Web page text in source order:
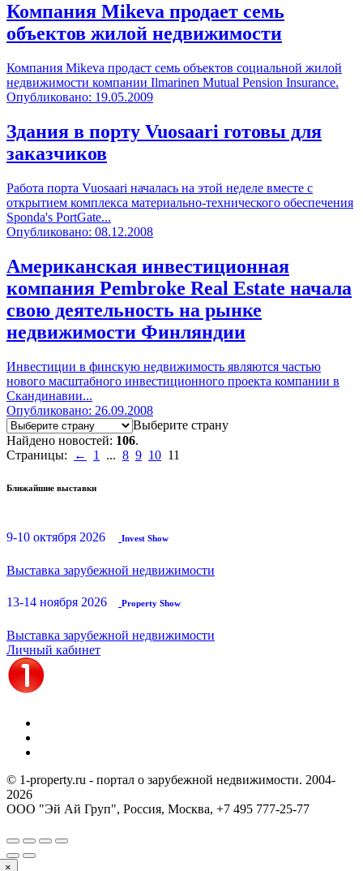
Компания Mikeva продает семь
объектов жилой недвижимости
Компания Mikeva продаст семь объектов социальной жилой
недвижимости компании Ilmarinen Mutual Pension Insurance.
Опубликовано: 19.05.2009
Здания в порту Vuosaari готовы для
заказчиков
Работа порта Vuosaari началась на этой неделе вместе с
открытием комплекса материально-технического обеспечения
Sponda's PortGate...
Опубликовано: 08.12.2008
Американская инвестиционная
компания Pembroke Real Estate начала
свою деятельность на рынке
недвижимости Финляндии
Инвестиции в финскую недвижимость являются частью
нового масштабного инвестиционного проекта компании в
Скандинавии...
Опубликовано: 26.09.2008
Выберите страну
Найдено новостей: 106.
Страницы:
← 1 ... 8 9 10 11
Ближайшие выставки
9-10 октября 2026 Invest Show
Выставка зарубежной недвижимости
13-14 ноября 2026 Property Show
Выставка зарубежной недвижимости
Личный кабинет
© 1-property.ru - портал о зарубежной недвижимости. 2004-
2026
ООО "Эй Ай Груп", Россия, Москва, +7 495 777-25-77
×